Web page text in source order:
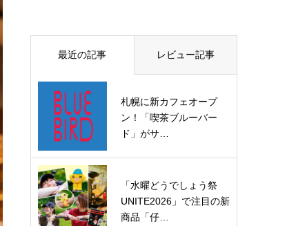
最近の記事 レビュー記事
札幌に新カフェオープ
ン！「喫茶ブルーバー
ド」がサ…
「水曜どうでしょう祭
UNITE2026」で注目の新
商品「仔…